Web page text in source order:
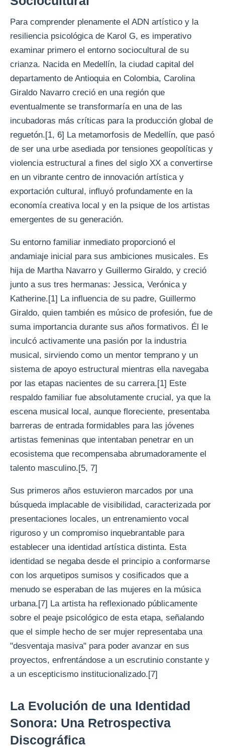
Para comprender plenamente el ADN artístico y la
resiliencia psicológica de Karol G, es imperativo
examinar primero el entorno sociocultural de su
crianza. Nacida en Medellín, la ciudad capital del
departamento de Antioquia en Colombia, Carolina
Giraldo Navarro creció en una región que
eventualmente se transformaría en una de las
incubadoras más críticas para la producción global de
reguetón.[1, 6] La metamorfosis de Medellín, que pasó
de ser una urbe asediada por tensiones geopolíticas y
violencia estructural a fines del siglo XX a convertirse
en un vibrante centro de innovación artística y
exportación cultural, influyó profundamente en la
economía creativa local y en la psique de los artistas
emergentes de su generación.
Su entorno familiar inmediato proporcionó el
andamiaje inicial para sus ambiciones musicales. Es
hija de Martha Navarro y Guillermo Giraldo, y creció
junto a sus tres hermanas: Jessica, Verónica y
Katherine.[1] La influencia de su padre, Guillermo
Giraldo, quien también es músico de profesión, fue de
suma importancia durante sus años formativos. Él le
inculcó activamente una pasión por la industria
musical, sirviendo como un mentor temprano y un
sistema de apoyo estructural mientras ella navegaba
por las etapas nacientes de su carrera.[1] Este
respaldo familiar fue absolutamente crucial, ya que la
escena musical local, aunque floreciente, presentaba
barreras de entrada formidables para las jóvenes
artistas femeninas que intentaban penetrar en un
ecosistema que recompensaba abrumadoramente el
talento masculino.[5, 7]
Sus primeros años estuvieron marcados por una
búsqueda implacable de visibilidad, caracterizada por
presentaciones locales, un entrenamiento vocal
riguroso y un compromiso inquebrantable para
establecer una identidad artística distinta. Esta
identidad se negaba desde el principio a conformarse
con los arquetipos sumisos y cosificados que a
menudo se esperaban de las mujeres en la música
urbana.[7] La artista ha reflexionado públicamente
sobre el peaje psicológico de esta etapa, señalando
que el simple hecho de ser mujer representaba una
"desventaja masiva" para poder avanzar en sus
proyectos, enfrentándose a un escrutinio constante y
a un escepticismo institucionalizado.[7]
La Evolución de una Identidad
Sonora: Una Retrospectiva
Discográfica